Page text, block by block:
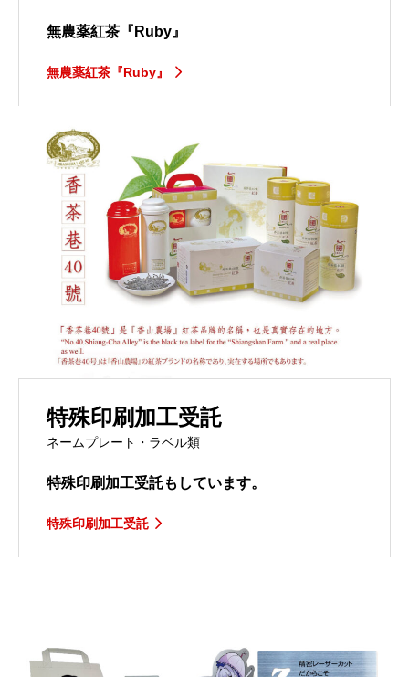
無農薬紅茶『Ruby』
無農薬紅茶『Ruby』
特殊印刷加工受託
ネームプレート・ラベル類
特殊印刷加工受託もしています。
特殊印刷加工受託